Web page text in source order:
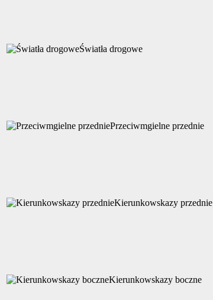
Światła drogowe
Przeciwmgielne przednie
Kierunkowskazy przednie
Kierunkowskazy boczne